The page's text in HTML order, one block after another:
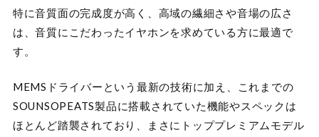
特に音質面の完成度が高く、高域の繊細さや音場の広さ
は、音質にこだわったイヤホンを求めている方に最適で
す。
MEMSドライバーという最新の技術に加え、これまでの
SOUNSOPEATS製品に搭載されていた機能やスペックは
ほとんど踏襲されており、まさにトッププレミアムモデル